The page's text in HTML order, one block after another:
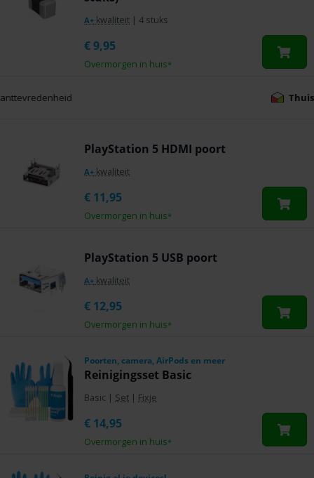
A+ kwaliteit | 4 stuks
Overmorgen in huis*
€9,95
PlayStation 5 HDMI poort
A+ kwaliteit
Overmorgen in huis*
€ 11,95
PlayStation 5 USB poort
A+ kwaliteit
Overmorgen in huis*
€ 12,95
Poorten, camera, AirPods en meer
Reinigingsset Basic
Basic | Set | Fixje
Overmorgen in huis*
€ 14,95